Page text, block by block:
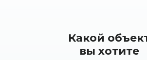
Какой
вы хотите